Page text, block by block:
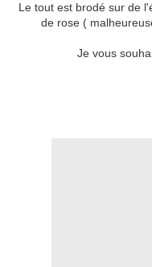
Le tout est brodé sur de
de rose (
Je vous